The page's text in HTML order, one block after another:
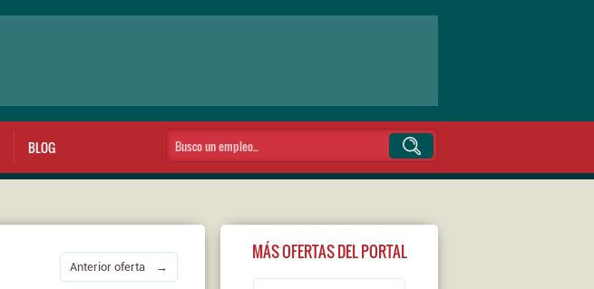
BLOG
Anterior oferta →
MÁS OFERTAS DEL PORTAL